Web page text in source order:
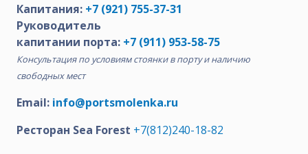
Капитания: +7 (921) 755-37-31
Руководитель
капитании порта: +7 (911) 953-58-75
Консультация по условиям стоянки в порту и наличию
свободных мест
Email: info@portsmolenka.ru
Ресторан Sea Forest +7(812)240-18-82